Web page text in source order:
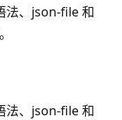
法、json-file 和
法、json-file 和